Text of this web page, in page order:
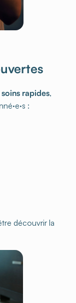
soins rapides,
:
découvrir la